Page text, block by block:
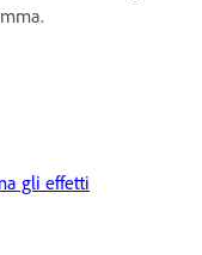
gli effetti